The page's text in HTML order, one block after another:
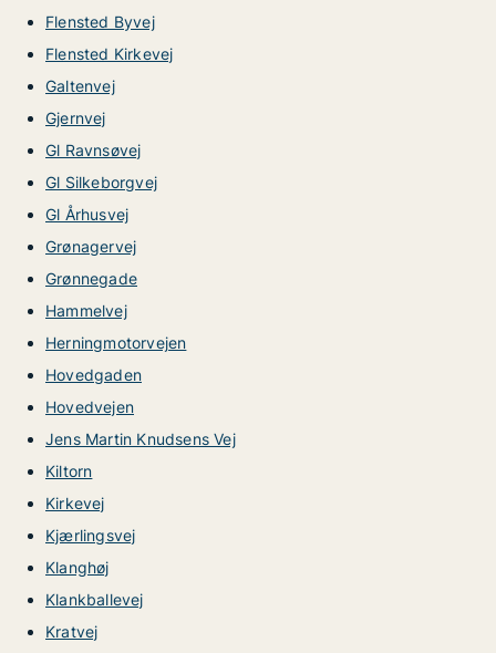
Flensted Byvej
Flensted Kirkevej
Galtenvej
Gjernvej
Gl Ravnsøvej
Gl Silkeborgvej
Gl Århusvej
Grønagervej
Grønnegade
Hammelvej
Herningmotorvejen
Hovedgaden
Hovedvejen
Jens Martin Knudsens Vej
Kiltorn
Kirkevej
Kjærlingsvej
Klanghøj
Klankballevej
Kratvej